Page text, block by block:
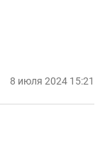
8 июля 2024 15:21